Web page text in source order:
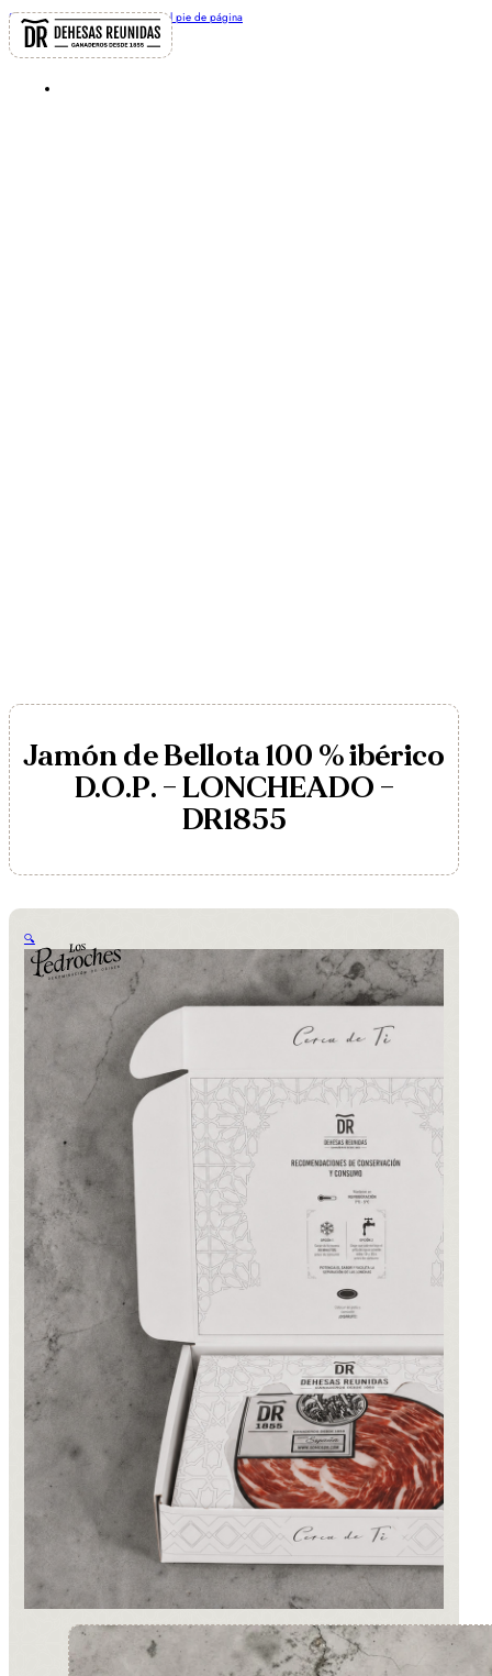
Saltar al contenido principalSaltar al pie de página
Jamón de Bellota 100 % ibérico
D.O.P. – LONCHEADO –
DR1855
🔍